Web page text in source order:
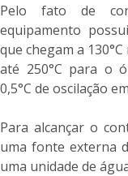
Pelo fato de
equipamento
que chegam a
até 250°C para o
0,5°C de oscilação
Para alcançar o
uma fonte externa
uma unidade de